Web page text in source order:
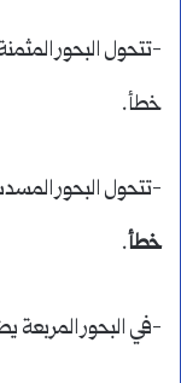
-تتحول البحور
خطأ.
-تتحول البحور
خطأ.
-في البحور